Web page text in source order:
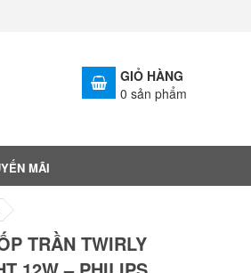
GIỎ HÀNG
0 sản phẩm
MÃI
TRẦN TWIRLY